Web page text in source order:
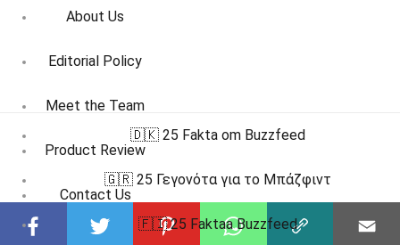
About Us
Editorial Policy
Meet the Team
Product Review
Contact Us
Write For Us
🇩🇰 25 Fakta om Buzzfeed
🇬🇷 25 Γεγονότα για το Μπάζφιντ
🇫🇮 25 Faktaa Buzzfeed